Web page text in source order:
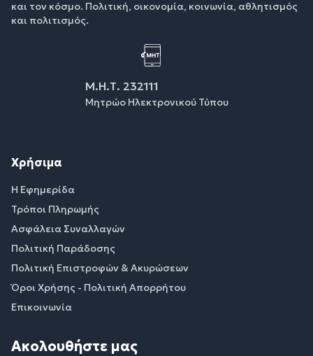
και τον κόσμο. Πολιτική, οικονομία, κοινωνία, αθλητισμός
και πολιτισμός.
Μ.Η.Τ. 232111
Μητρώο Ηλεκτρονικού Τύπου
Χρήσιμα
Η Εφημερίδα
Τρόποι Πληρωμής
Ασφάλεια Συναλλαγών
Πολιτική Παράδοσης
Πολιτική Επιστροφών & Ακυρώσεων
Όροι Χρήσης - Πολιτική Απορρήτου
Επικοινωνία
Ακολουθήστε μας